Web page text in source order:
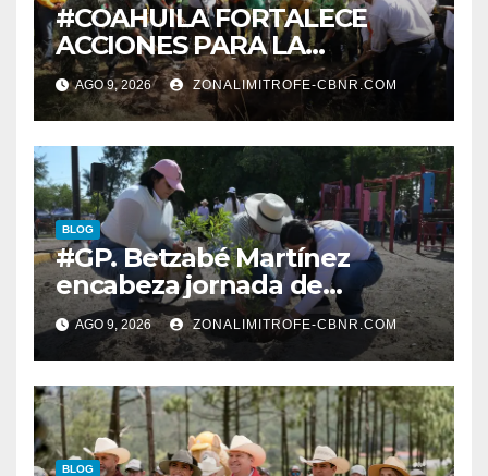
#COAHUILA FORTALECE
ACCIONES PARA LA
RESTAURACIÓN Y
PROTECCIÓN DE SUS
ECOSISTEMAS
AGO 9, 2026 ZONALIMITROFE-CBNR.COM
BLOG
#GP. Betzabé Martínez
encabeza jornada de
reforestación en el Parque 5
de Mayo*
AGO 9, 2026 ZONALIMITROFE-CBNR.COM
BLOG